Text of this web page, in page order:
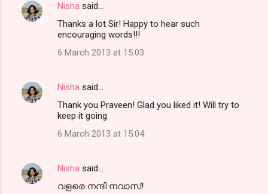
Nisha said…
Thanks a lot Sir! Happy to hear such
encouraging words!!!
6 March 2013 at 15:03
Nisha said…
Thank you Praveen! Glad you liked it! Will try to
keep it going
6 March 2013 at 15:04
Nisha said…
വളരെ നന്ദി നവാസ്!